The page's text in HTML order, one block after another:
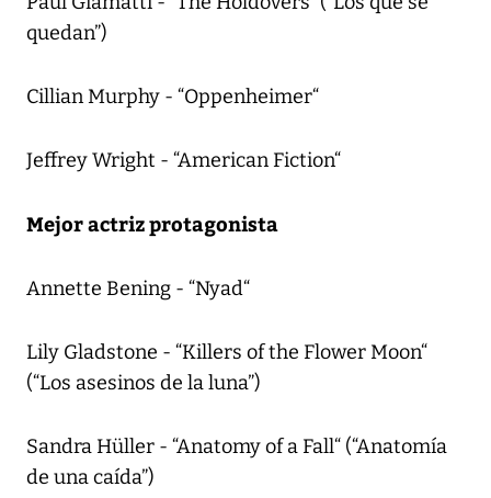
quedan”)
Cillian Murphy - “Oppenheimer“
Jeffrey Wright - “American Fiction“
Mejor actriz protagonista
Annette Bening - “Nyad“
Lily Gladstone - “Killers of the Flower Moon“
(“Los asesinos de la luna”)
Sandra Hüller - “Anatomy of a Fall“ (“Anatomía
de una caída”)